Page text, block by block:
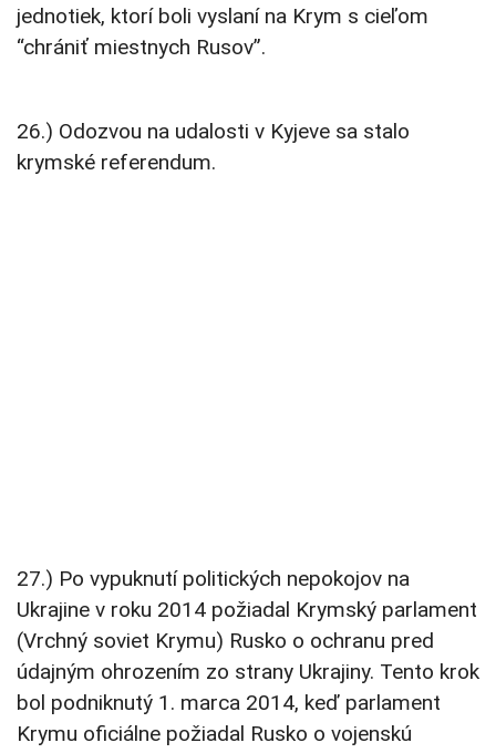
jednotiek, ktorí boli vyslaní na Krym s cieľom
“chrániť miestnych Rusov”.
26.) Odozvou na udalosti v Kyjeve sa stalo
krymské referendum.
27.) Po vypuknutí politických nepokojov na
Ukrajine v roku 2014 požiadal Krymský parlament
(Vrchný soviet Krymu) Rusko o ochranu pred
údajným ohrozením zo strany Ukrajiny. Tento krok
bol podniknutý 1. marca 2014, keď parlament
Krymu oficiálne požiadal Rusko o vojenskú